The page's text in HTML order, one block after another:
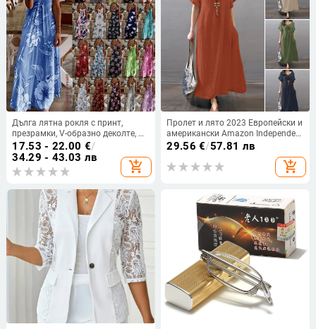
Дълга лятна рокля с принт,
презрамки, V-образно деколте, А-
линия, без ръкав, талия средна;
материя памук-смес и полиестер
17.53 - 22.00 €/
34.29 - 43.03 лв
add_shopping_cart
Пролет и лято 2023 Европейски и
американски Amazon Independent
Station ebay Памучна и ленена
широка ежедневна едноцветна
рокля с джобове Дамско облекло
29.56 €/57.81 лв
add_shopping_cart